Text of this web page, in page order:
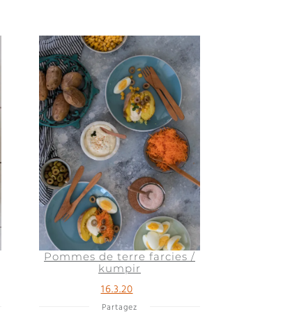
Pommes de terre farcies /
kumpir
16.3.20
Partagez